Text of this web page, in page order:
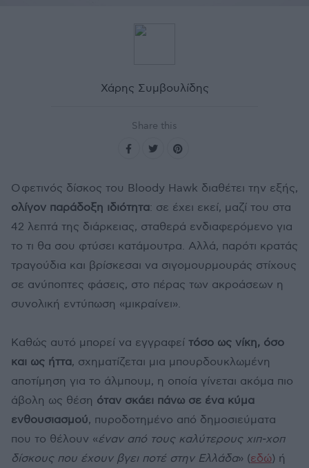
Χάρης Συμβουλίδης
Share this
Ο φετινός δίσκος του Bloody Hawk διαθέτει την εξής,
ολίγον παράδοξη ιδιότητα: σε έχει εκεί, μαζί του στα
42 λεπτά της διάρκειας, σταθερά ενδιαφερόμενο για
το τι θα σου φτύσει κατάμουτρα. Αλλά, παρότι κρατάς
τραγούδια και βρίσκεσαι να σιγομουρμουράς στίχους
σε ανύποπτες φάσεις, στο πέρας των ακροάσεων η
συνολική εντύπωση «μικραίνει».
Καθώς αυτό μπορεί να εγγραφεί τόσο ως νίκη, όσο
και ως ήττα, σχηματίζεται μια μπουρδουκλωμένη
αποτίμηση για το άλμπουμ, η οποία γίνεται ακόμα πιο
άβολη ως θέση όταν σκάει πάνω σε ένα κύμα
ενθουσιασμού, πυροδοτημένο από δημοσιεύματα
που το θέλουν «έναν από τους καλύτερους χιπ-χοπ
δίσκους που έχουν βγει ποτέ στην Ελλάδα» (εδώ) ή